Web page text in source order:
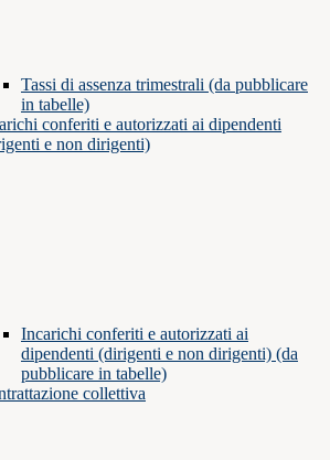
Tassi di assenza trimestrali (da pubblicare
in tabelle)
conferiti e autorizzati ai dipendenti
e non dirigenti)
Incarichi conferiti e autorizzati ai
dipendenti (dirigenti e non dirigenti) (da
pubblicare in tabelle)
collettiva